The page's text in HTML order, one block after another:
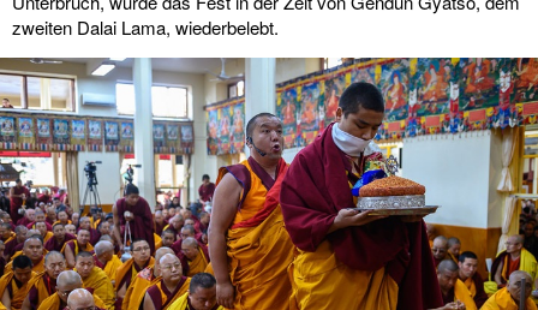
zweiten Dalai Lama, wiederbelebt.